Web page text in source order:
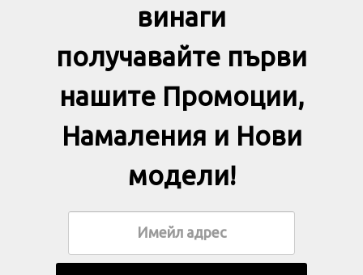
винаги
получавайте първи
нашите Промоции,
Намаления и Нови
модели!